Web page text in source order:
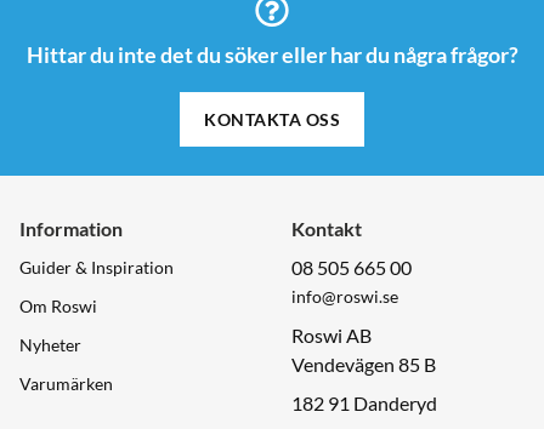
Hittar du inte det du söker eller har du några frågor?
KONTAKTA OSS
Information
Guider & Inspiration
Om Roswi
Nyheter
Varumärken
Kontakt
08 505 665 00
info@roswi.se
Roswi AB
Vendevägen 85 B
182 91 Danderyd